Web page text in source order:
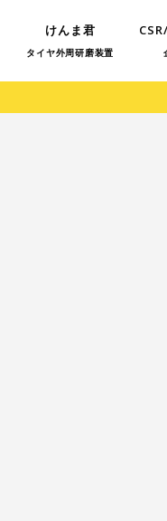
けんま君
タイヤ外周研磨装置